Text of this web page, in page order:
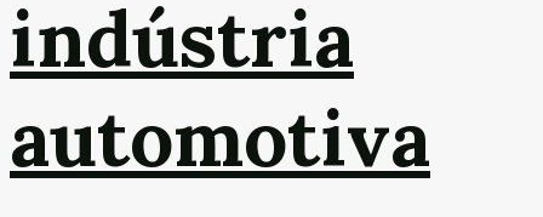
indústria
automotiva